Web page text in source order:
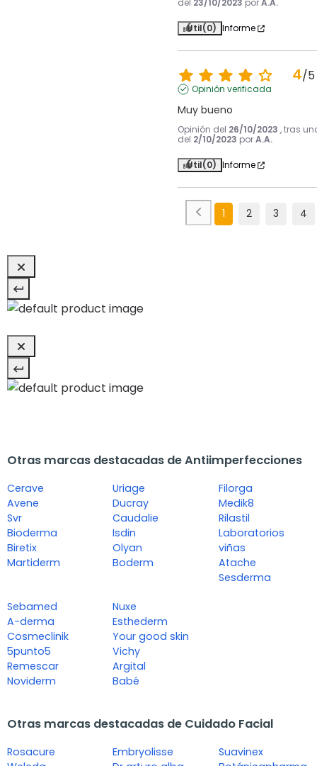
del 23/10/2023 porA.A.
Útil(0) Informe
4/5
Opinión verificada
Muy bueno
Opinión del 26/10/2023 , tras
del 2/10/2023 porA.A.
Útil(0) Informe
1 2 3 4
Otras marcas destacadas de Antiimperfecciones
Cerave
Avene
Svr
Bioderma
Biretix
Martiderm
Uriage
Ducray
Caudalie
Isdin
Olyan
Boderm
Filorga
Medik8
Rilastil
Laboratorios
viñas
Atache
Sesderma
Sebamed
A-derma
Cosmeclinik
5punto5
Remescar
Noviderm
Nuxe
Esthederm
Your good skin
Vichy
Argital
Babé
Otras marcas destacadas de Cuidado Facial
Rosacure
Embryolisse
Suavinex